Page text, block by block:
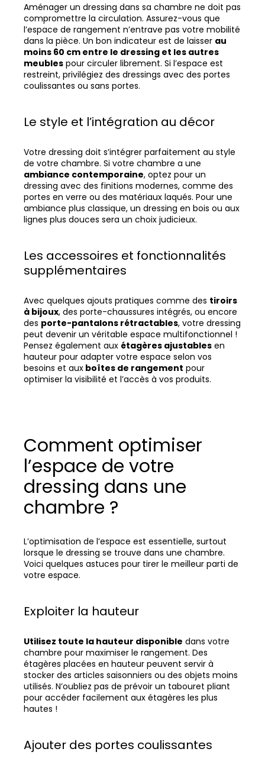
Aménager un dressing dans sa chambre ne doit pas
compromettre la circulation. Assurez-vous que
l’espace de rangement n’entrave pas votre mobilité
dans la pièce. Un bon indicateur est de laisser au
moins 60 cm entre le dressing et les autres
meubles pour circuler librement. Si l’espace est
restreint, privilégiez des dressings avec des portes
coulissantes ou sans portes.
Le style et l’intégration au décor
Votre dressing doit s’intégrer parfaitement au style
de votre chambre. Si votre chambre a une
ambiance contemporaine, optez pour un
dressing avec des finitions modernes, comme des
portes en verre ou des matériaux laqués. Pour une
ambiance plus classique, un dressing en bois ou aux
lignes plus douces sera un choix judicieux.
Les accessoires et fonctionnalités
supplémentaires
Avec quelques ajouts pratiques comme des tiroirs
à bijoux, des porte-chaussures intégrés, ou encore
des porte-pantalons rétractables, votre dressing
peut devenir un véritable espace multifonctionnel !
Pensez également aux étagères ajustables en
hauteur pour adapter votre espace selon vos
besoins et aux boîtes de rangement pour
optimiser la visibilité et l’accès à vos produits.
Comment optimiser
l’espace de votre
dressing dans une
chambre ?
L’optimisation de l’espace est essentielle, surtout
lorsque le dressing se trouve dans une chambre.
Voici quelques astuces pour tirer le meilleur parti de
votre espace.
Exploiter la hauteur
Utilisez toute la hauteur disponible dans votre
chambre pour maximiser le rangement. Des
étagères placées en hauteur peuvent servir à
stocker des articles saisonniers ou des objets moins
utilisés. N’oubliez pas de prévoir un tabouret pliant
pour accéder facilement aux étagères les plus
hautes !
Ajouter des portes coulissantes